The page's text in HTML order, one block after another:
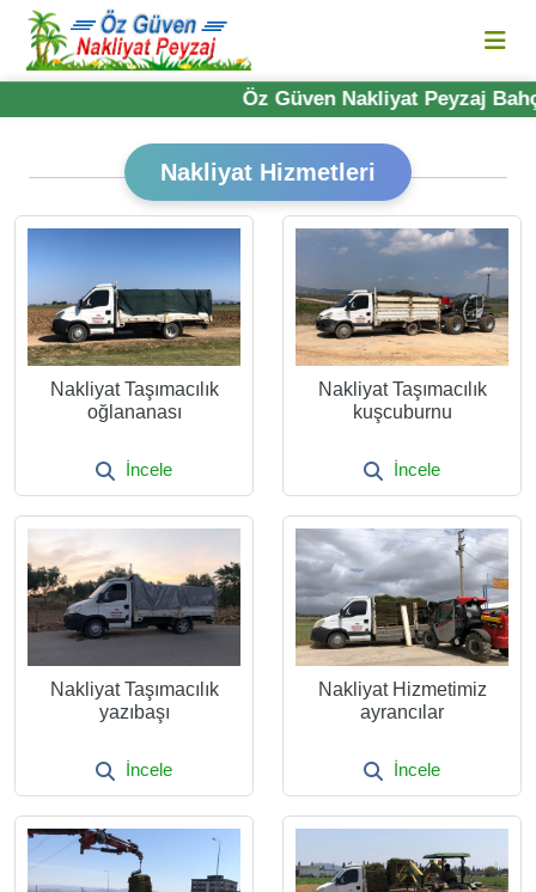
Öz Güven Nakliyat Peyzaj
Nakliyat Hizmetleri
Nakliyat Taşımacılık
oğlananası
İncele
Nakliyat Taşımacılık
kuşcuburnu
İncele
Nakliyat Taşımacılık
yazıbaşı
İncele
Nakliyat Hizmetimiz
ayrancılar
İncele